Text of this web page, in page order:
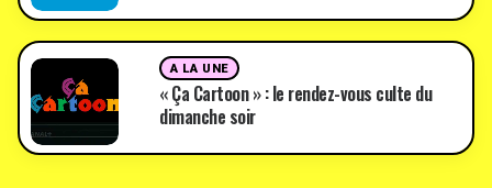
A LA UNE
« Ça Cartoon » : le rendez-vous culte du
dimanche soir